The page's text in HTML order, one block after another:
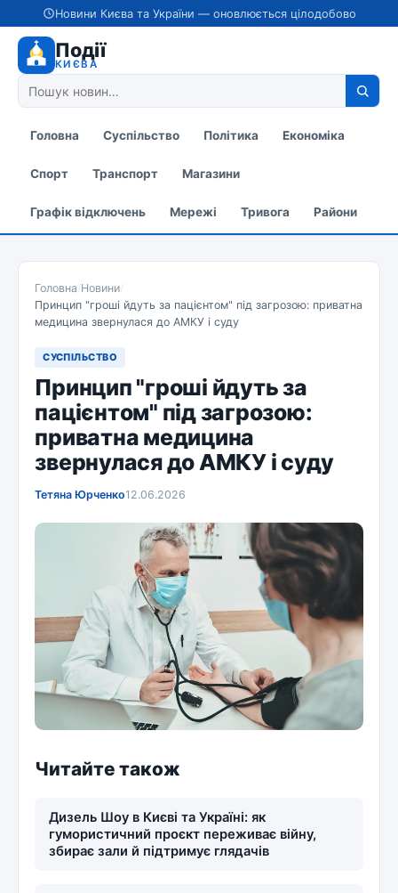
Новини Києва та України — оновлюється цілодобово
Події
КИЄВА
Головна Суспільство Політика Економіка
Спорт Транспорт Магазини
Графік відключень Мережі Тривога Райони
Головна/Новини/
Принцип "гроші йдуть за пацієнтом" під загрозою: приватна
медицина звернулася до АМКУ і суду
СУСПІЛЬСТВО
Принцип "гроші йдуть за
пацієнтом" під загрозою:
приватна медицина
звернулася до АМКУ і суду
Тетяна Юрченко12.06.2026
Читайте також
Дизель Шоу в Києві та Україні: як
гумористичний проєкт переживає війну,
збирає зали й підтримує глядачів